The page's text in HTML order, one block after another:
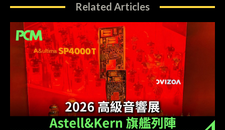
Related Articles